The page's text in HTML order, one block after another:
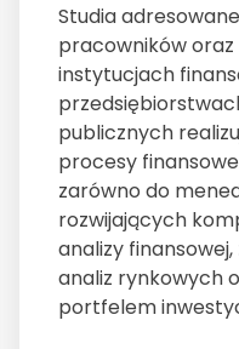
Studia
pracowników
instytucjach
publicznych
procesy
zarówno do
rozwijających
analizy
analiz rynkowych
portfelem